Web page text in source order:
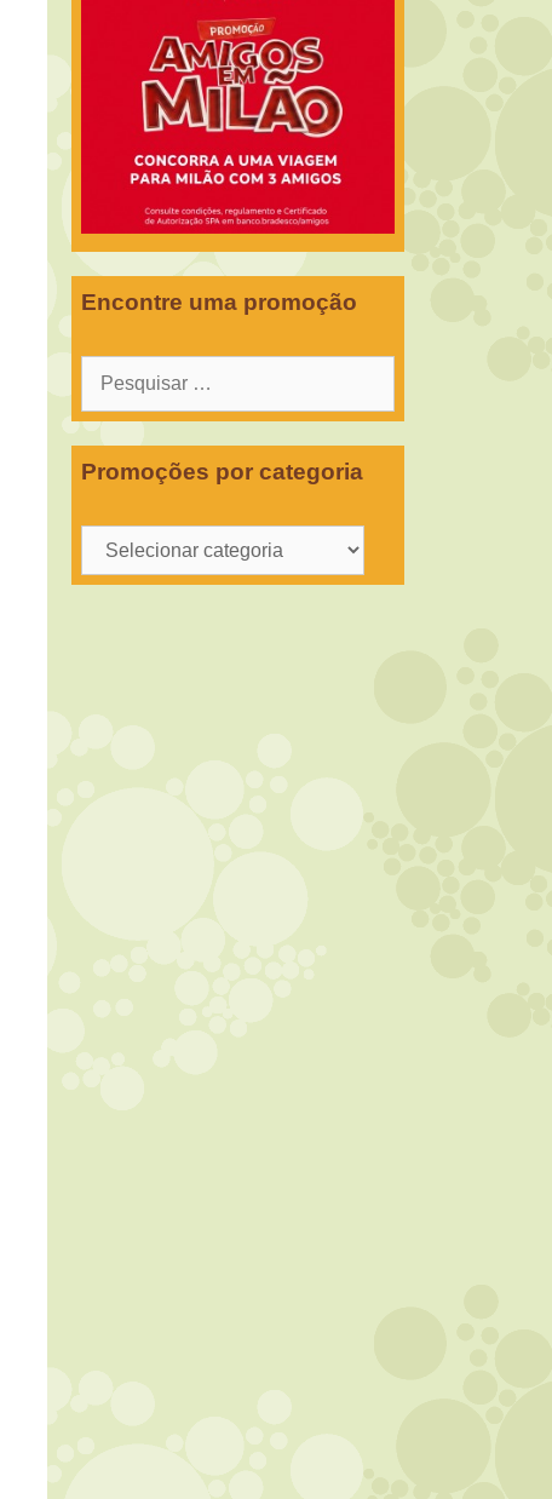
Encontre uma promoção
Pesquisar
Promoções por categoria
Promoções
por